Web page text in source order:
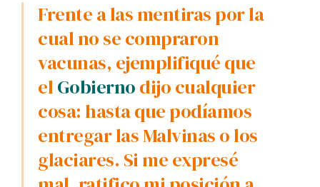
Frente a las mentiras por la
cual no se compraron
vacunas, ejemplifiqué que
elGobiernodijo cualquier
cosa: hasta que podíamos
entregar las Malvinas o los
glaciares. Si me expresé